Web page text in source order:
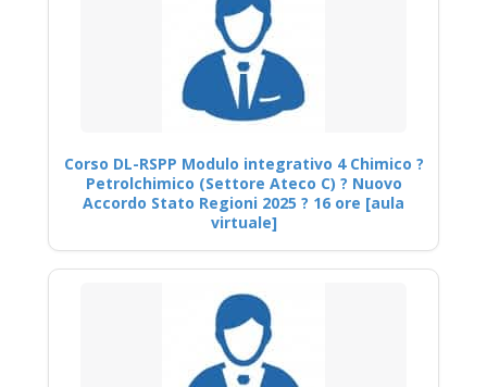
Corso DL-RSPP Modulo integrativo 4 Chimico ?
Petrolchimico (Settore Ateco C) ? Nuovo
Accordo Stato Regioni 2025 ? 16 ore [aula
virtuale]